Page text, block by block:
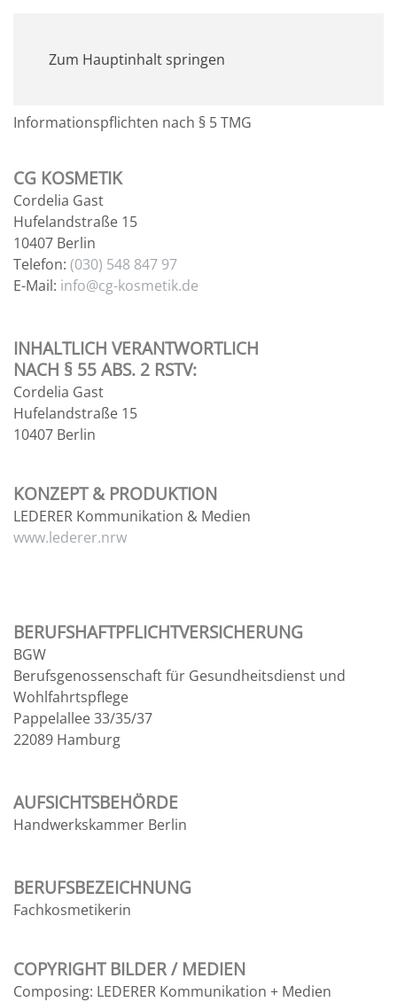
Zum Hauptinhalt springen
Informationspflichten nach § 5 TMG
CG KOSMETIK
Cordelia Gast
Hufelandstraße 15
10407 Berlin
Telefon: (030) 548 847 97
E-Mail: info@cg-kosmetik.de
INHALTLICH VERANTWORTLICH
NACH § 55 ABS. 2 RSTV:
Cordelia Gast
Hufelandstraße 15
10407 Berlin
KONZEPT & PRODUKTION
LEDERER Kommunikation & Medien
www.lederer.nrw
BERUFSHAFTPFLICHTVERSICHERUNG
BGW
Berufsgenossenschaft für Gesundheitsdienst und
Wohlfahrtspflege
Pappelallee 33/35/37
22089 Hamburg
AUFSICHTSBEHÖRDE
Handwerkskammer Berlin
BERUFSBEZEICHNUNG
Fachkosmetikerin
COPYRIGHT BILDER / MEDIEN
Composing: LEDERER Kommunikation + Medien